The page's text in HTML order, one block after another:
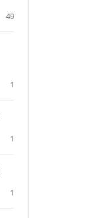
49
1
1
1